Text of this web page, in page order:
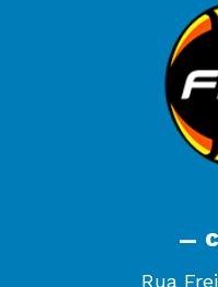
—
Rua